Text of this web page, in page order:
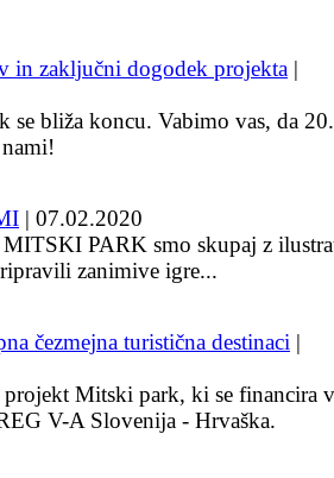
in zaključni dogodek projekta |
se bliža koncu. Vabimo vas, da
| 07.02.2020
PARK smo skupaj z
zanimive igre...
čezmejna turistična destinaci |
projekt Mitski park, ki se financira
V-A Slovenija - Hrvaška.